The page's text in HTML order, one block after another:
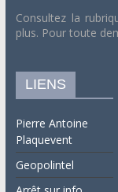
Consultez la
plus. Pour toute
LIENS
Pierre Antoine
Plaquevent
Geopolintel